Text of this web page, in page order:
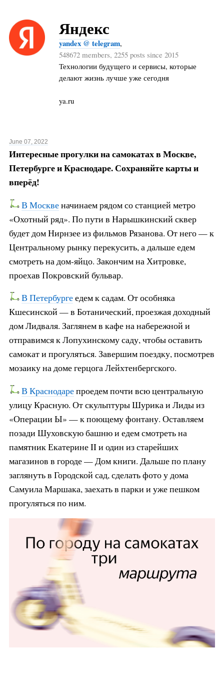
Яндекс
yandex @ telegram,
548672 members, 2255 posts since 2015
Технологии будущего и сервисы, которые
делают жизнь лучше уже сегодня
ya.ru
June 07, 2022
Интересные прогулки на самокатах в Москве,
Петербурге и Краснодаре. Сохраняйте карты и
вперёд!
В Москвеначинаем рядом со станцией метро
«Охотный ряд». По пути в Нарышкинский сквер
будет дом Нирнзее из фильмов Рязанова. От него — к
Центральному рынку перекусить, а дальше едем
смотреть на дом-яйцо. Закончим на Хитровке,
проехав Покровский бульвар.
В Петербургеедем к садам. От особняка
Кшесинской — в Ботанический, проезжая доходный
дом Лидваля. Заглянем в кафе на набережной и
отправимся к Лопухинскому саду, чтобы оставить
самокат и прогуляться. Завершим поездку, посмотрев
мозаику на доме герцога Лейхтенбергского.
В Краснодарепроедем почти всю центральную
улицу Красную. От скульптуры Шурика и Лиды из
«Операции Ы» — к поющему фонтану. Оставляем
позади Шуховскую башню и едем смотреть на
памятник Екатерине II и один из старейших
магазинов в городе — Дом книги. Дальше по плану
заглянуть в Городской сад, сделать фото у дома
Самуила Маршака, заехать в парки и уже пешком
прогуляться по ним.